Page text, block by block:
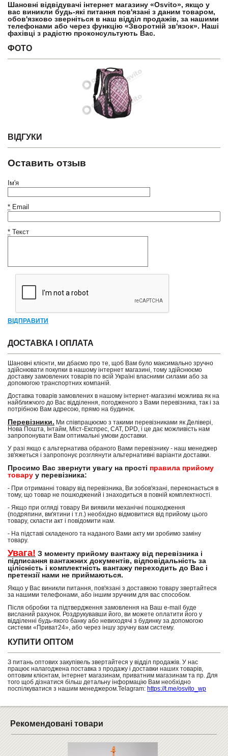
Шановні відвідувачі інтернет магазину «Osvito», якщо у
вас виникли будь-які питання пов'язані з даним товаром,
обов'язково зверніться в наш відділ продажів, за нашими
телефонами або через функцію «Зворотній зв'язок». Наші
фахівці з радістю проконсультують Вас.
ФОТО
ВІДГУКИ
Оставить отзыв
Ім'я
* Email
* Текст
ВІДПРАВИТИ
ДОСТАВКА І ОПЛАТА
Шановні клієнти, ми дбаємо про те, щоб Вам було максимально зручно
здійснювати покупки в нашому інтернет магазині, тому здійснюємо
доставку замовлених товарів по всій Україні власними силами або за
допомогою транспортних компаній.
Доставка товарів замовлених в нашому інтернет-магазині можлива як на
найближчого до Вас відділення, погодженого з Вами перевізника, так і за
потрібною Вам адресою, прямо на будинок.
Перевізники. Ми співпрацюємо з такими перевізниками як Делівері,
Нова Пошта, Інтайм, Міст-Експрес, САТ, DPD, і це дає можливість нам
запропонувати Вам оптимальні умови доставки.
У разі якщо є альтернатива обраного Вами перевізнику - наш менеджер
зв'яжеться і запропонує розглянути альтернативні варіанти доставки.
Просимо Вас звернути увагу на прості правила прийому
товару у перевізника:
- При отриманні товару від перевізника, Ви зобов'язані, переконається в
тому, що товар не пошкоджений і знаходиться в повній комплектності.
- Якщо при огляді товару Ви виявили механічні пошкодження
(подряпини, вм'ятини і т.п.) необхідно відмовитися від прийому цього
товару, скласти акт і повідомити нам.
- На підставі складеного та наданого Вами акту ми зробимо заміну
товару.
Увага! З моменту прийому вантажу від перевізника і
підписання вантажних документів, відповідальність за
цілісність і комплектність вантажу переходить до Вас і
претензії нами не приймаються.
Якщо у Вас виникли питання, пов'язані з доставкою товару звертайтеся
за нашими телефонами, або іншим зручним для вас способом.
Після обробки та підтвердження замовлення на Ваш e-mail буде
висланий рахунок. Роздрукувавши його, ви можете оплатити його у
відділенні будь-якого банку або невиходячі з будинку за допомогою
системи «Приват24», або через іншу зручну вам систему.
КУПИТИ ОПТОМ
З питань оптових закупівель звертайтеся у відділ продажів. У нас
працює налагоджена поставка з продажу і доставки наших товарів,
оптовим клієнтам, інтернет магазинам, приватним магазинам та пр. Для
того щоб дізнатися більш детальну інформацію Вам необхідно
поспілкуватися з нашим менеджером.Telagram: https://t.me/osvito_wp
Рекомендовані товари